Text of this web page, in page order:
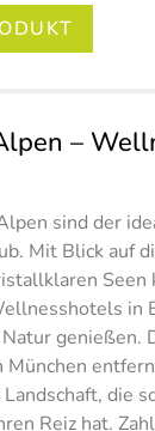
–
sind der
Mit Blick auf
Seen
in
genießen.
München
die
Reiz hat.